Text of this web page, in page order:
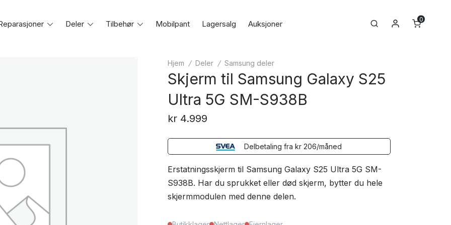
ToggleDeler
ToggleTilbehør
ToggleMobilpant Lagersalg Auksjoner Search Min konto
0
Hjem / Deler / Samsung deler
Skjerm til Samsung Galaxy S25
Ultra 5G SM-S938B
kr4.999
Delbetaling frakr 206/måned
Erstatningsskjerm til Samsung Galaxy S25 Ultra 5G SM-
S938B. Har du sprukket eller død skjerm, bytter du hele
skjermmodulen med denne delen.